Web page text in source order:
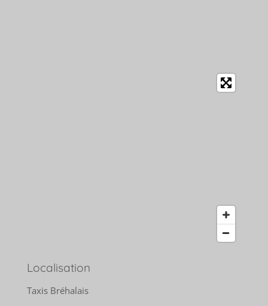
Localisation
Taxis Bréhalais